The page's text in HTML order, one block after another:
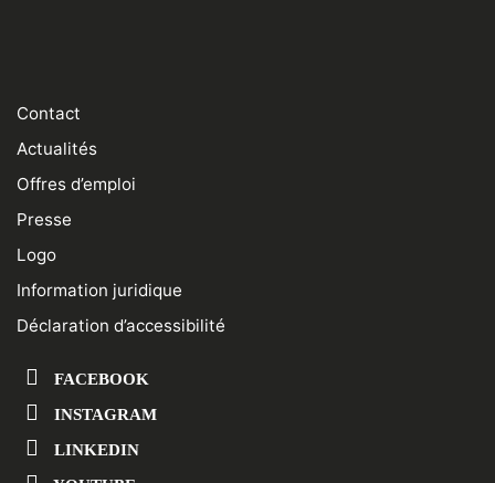
Contact
Actualités
Offres d’emploi
Presse
Logo
Information juridique
Déclaration d’accessibilité
FACEBOOK
INSTAGRAM
LINKEDIN